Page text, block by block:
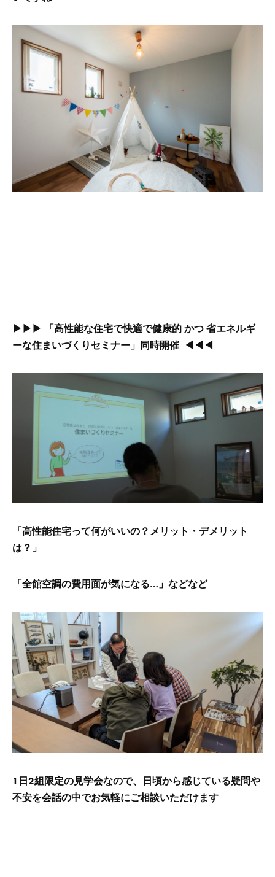
▶▶▶ 「高性能な住宅で快適で健康的 かつ 省エネルギ
ーな住まいづくりセミナー」同時開催 ◀◀◀
「高性能住宅って何がいいの？メリット・デメリット
は？」
「全館空調の費用面が気になる…」などなど
1日2組限定の見学会なので、日頃から感じている疑問や
不安を会話の中でお気軽にご相談いただけます